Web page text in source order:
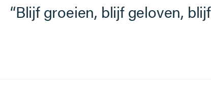
“Blijf groeien, blijf geloven,